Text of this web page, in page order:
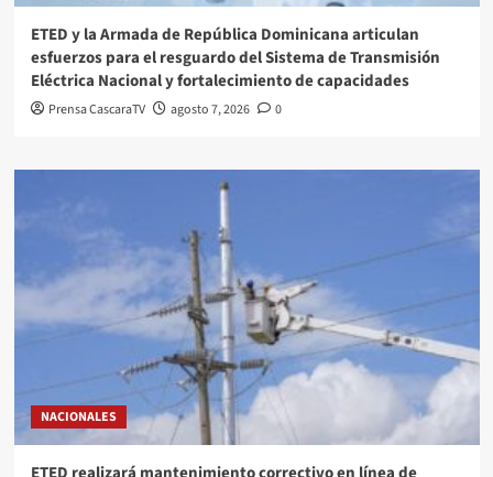
ETED y la Armada de República Dominicana articulan
esfuerzos para el resguardo del Sistema de Transmisión
Eléctrica Nacional y fortalecimiento de capacidades
Prensa CascaraTV agosto 7, 2026 0
NACIONALES